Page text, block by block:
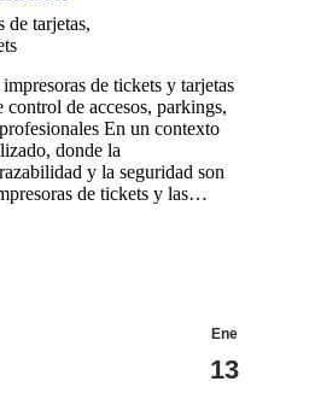
de tarjetas,
de tickets y tarjetas
control de accesos, parkings,
En un contexto
donde la
y la seguridad son
de tickets y las…
Ene
13